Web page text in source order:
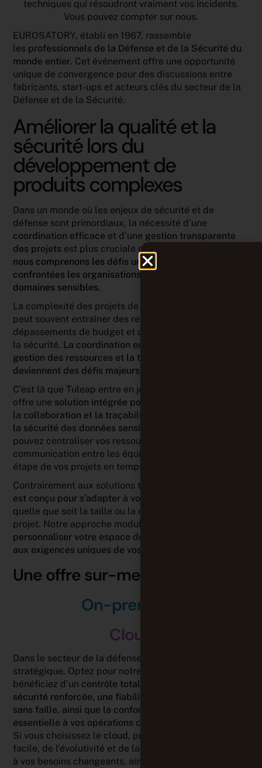
techniques qui résoudront vraiment vos incidents.
Vous pouvez compter sur nous.
EUROSATORY, établi en 1967, rassemble
les professionnels de la Défense et de la Sécurité du
monde entier. Cet événement offre une opportunité
unique de convergence pour des discussions entre
fabricants, start-ups et acteurs clés du secteur de la
Défense et de la Sécurité.
Améliorer la qualité et la
sécurité lors du
développement de
produits complexes
Dans un monde où les enjeux de sécurité et de
défense sont primordiaux, la nécessité d’une
coordination efficace et d’une gestion transparente
des projets est plus cruciale que jamais.
nous comprenons les défis uniques auxquels sont
confrontées les organisations travaillant dans ces
domaines sensibles.
La complexité des projets de défense et de sécurité
peut souvent entraîner des retards, des
dépassements de budget et des risques accrus pour
la sécurité. La coordination entre les équipes, la
gestion des ressources et la traçabilité des activités
deviennent des défis majeurs.
C’est là que Tuleap entre en jeu. Notre plateforme
offre une solution intégrée pour la gestion de projets,
la collaboration et la traçabilité, tout en garantissant
la sécurité des données sensibles.
pouvez centraliser vos ressources, faciliter la
communication entre les équipes et suivre chaque
étape de vos projets en temps réel.
Contrairement aux solutions traditionnelles,
est conçu pour s’adapter à vos besoins spécifiques
quelle que soit la taille ou la complexité de votre
projet. Notre approche modulaire vous permet de
personnaliser votre espace de travail pour répondre
aux exigences uniques de vos missions
Une offre sur-mesure
On-premises
Cloud
Dans le secteur de la défense, chaque décision est
stratégique. Optez pour notre solution
bénéficiez d’un contrôle total, garantissant une
sécurité renforcée, une fiabilité et une disponibilité
sans faille, ainsi que la conformité réglementaire
essentielle à vos opérations critiques
Si vous choisissez le cloud , profitez de l’installation
facile, de l’évolutivité et de la flexibilité pour répondre
à vos besoins changeants, ainsi que de la sécurité et